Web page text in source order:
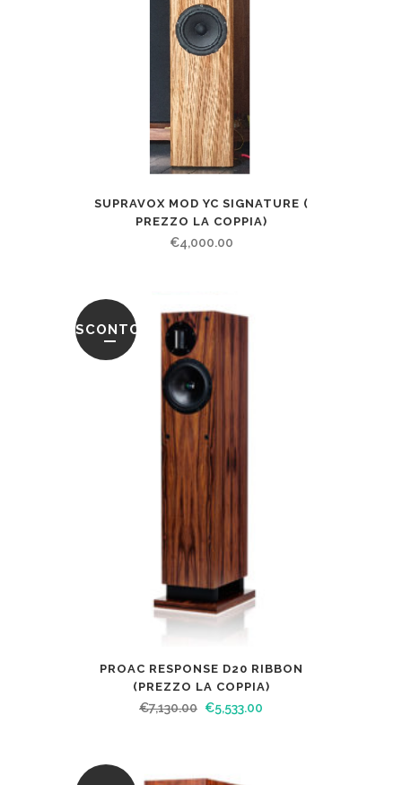
SUPRAVOX MOD YC SIGNATURE (
PREZZO LA COPPIA)
€4,000.00
SCONTO
PROAC RESPONSE D20 RIBBON
(PREZZO LA COPPIA)
€7,130.00 €5,533.00